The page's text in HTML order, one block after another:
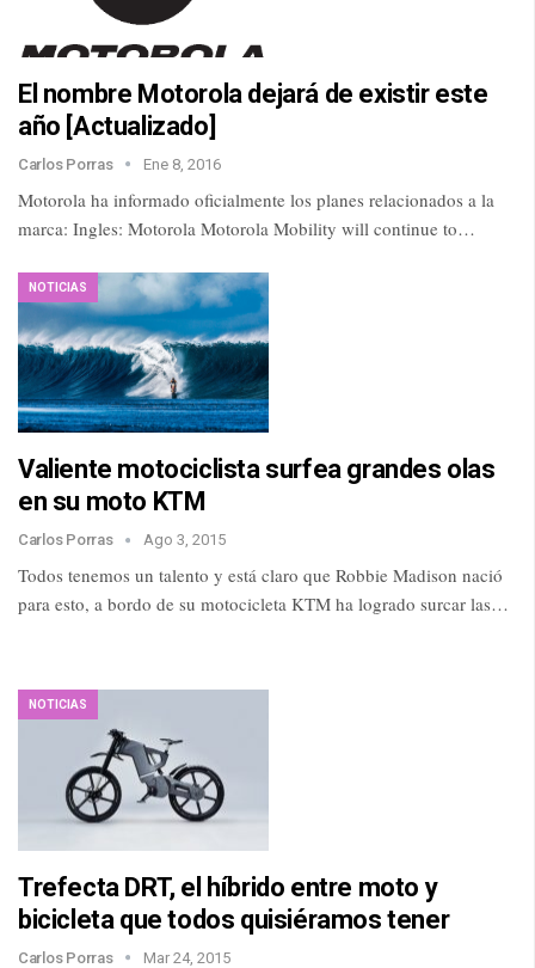
El nombre Motorola dejará de existir este
año [Actualizado]
Carlos Porras Ene 8, 2016
Motorola ha informado oficialmente los planes relacionados a la
marca: Ingles: Motorola Motorola Mobility will continue to…
NOTICIAS
Valiente motociclista surfea grandes olas
en su moto KTM
Carlos Porras Ago 3, 2015
Todos tenemos un talento y está claro que Robbie Madison nació
para esto, a bordo de su motocicleta KTM ha logrado surcar las…
NOTICIAS
Trefecta DRT, el híbrido entre moto y
bicicleta que todos quisiéramos tener
Carlos Porras Mar 24, 2015